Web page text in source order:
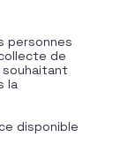
personnes
de
souhaitant
la
disponible